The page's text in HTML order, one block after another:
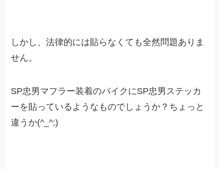
しかし、法律的には貼らなくても全然問題ありま
せん。
SP忠男マフラー装着のバイクにSP忠男ステッカ
ーを貼っているようなものでしょうか？ちょっと
違うか(^_^;)